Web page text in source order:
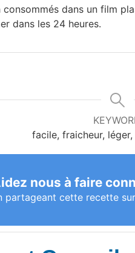
dans un film
dans les 24 heures.
facile, fraicheur,
nous à faire
partageant cette recette